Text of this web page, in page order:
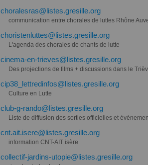
choralesras@listes.gresille.org
communication entre chorales de luttes Rhône
choristenluttes@listes.gresille.org
L'agenda des chorales de chants de lutte
cinema-en-trieves@listes.gresille.org
Des projections de films + discussions dans le
cip38_lettredinfos@listes.gresille.org
Culture en Lutte
club-g-rando@listes.gresille.org
Liste de diffusion des sorties officielles et
cnt.ait.isere@listes.gresille.org
information CNT-AIT isère
collectif-jardins-utopie@listes.gresille.org